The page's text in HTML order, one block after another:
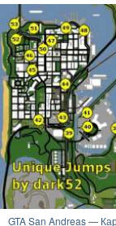
GTA San Andreas—